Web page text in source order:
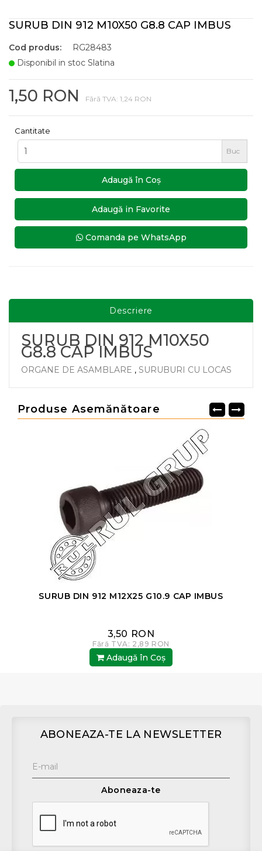
SURUB DIN 912 M10X50 G8.8 CAP IMBUS
Cod produs:
RG28483
Disponibil in stoc Slatina
1,50 RON Fără TVA: 1,24 RON
Cantitate
Buc
Adaugă în Coş
Adaugă in Favorite
Comanda pe WhatsApp
Descriere
SURUB DIN 912 M10X50
G8.8 CAP IMBUS
ORGANE DE ASAMBLARE , SURUBURI CU LOCAS
Produse Asemănătoare
SURUB DIN 912 M12X25 G10.9 CAP IMBUS
3,50 RON
Fără TVA: 2,89 RON
Adaugă în Coş
ABONEAZA-TE LA NEWSLETTER
Aboneaza-te